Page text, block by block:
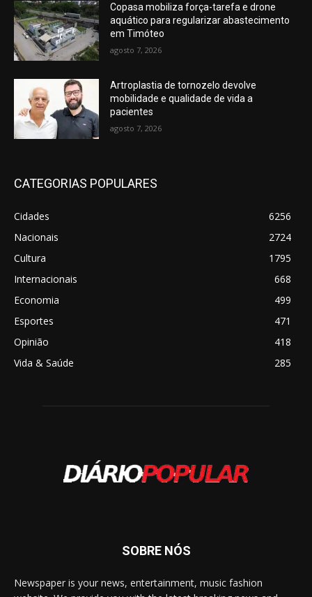
Copasa mobiliza força-tarefa e drone
aquático para regularizar abastecimento
em Timóteo
agosto 7, 2026
Artroplastia de tornozelo devolve
mobilidade e qualidade de vida a
pacientes
agosto 7, 2026
CATEGORIAS POPULARES
Cidades
6256
Nacionais
2724
Cultura
1795
Internacionais
668
Economia
499
Esportes
471
Opinião
418
Vida & Saúde
285
SOBRE NÓS
Newspaper is your news, entertainment, music fashion